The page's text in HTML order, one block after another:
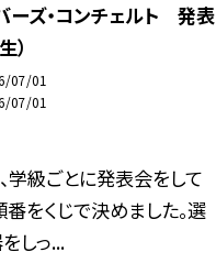
ーズ・コンチェルト 発表
）
07/01
07/01
学級ごとに発表会をして
番をくじで決めました。選
しっ...